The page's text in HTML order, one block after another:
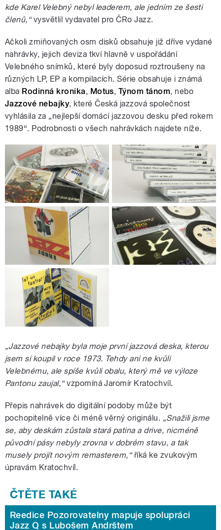
kde Karel Velebný nebyl leaderem, ale jedním ze šesti
členů,“vysvětlil vydavatel pro ČRo Jazz.
Ačkoli zmiňovaných osm disků obsahuje již dříve vydané
nahrávky, jejich deviza tkví hlavně v uspořádání
Velebného snímků, které byly doposud roztroušeny na
různých LP, EP a kompilacích. Série obsahuje i známá
alba Rodinná kronika, Motus, Týnom tánom, nebo
Jazzové nebajky, které Česká jazzová společnost
vyhlásila za „nejlepší domácí jazzovou desku před rokem
1989“. Podrobnosti o všech nahrávkách najdete níže.
„Jazzové nebajky byla moje první jazzová deska, kterou
jsem si koupil v roce 1973. Tehdy ani ne kvůli
Velebnému, ale spíše kvůli obalu, který mě ve výloze
Pantonu zaujal,“vzpomíná Jaromír Kratochvíl.
Přepis nahrávek do digitální podoby může být
pochopitelně více či méně věrný originálu. „Snažili jsme
se, aby deskám zůstala stará patina a drive, nicméně
původní pásy nebyly zrovna v dobrém stavu, a tak
musely projít novým remasterem,“říká ke zvukovým
úpravám Kratochvíl.
Reedice Pozorovatelny mapuje spolupráci
Jazz Q s Lubošem Andrštem